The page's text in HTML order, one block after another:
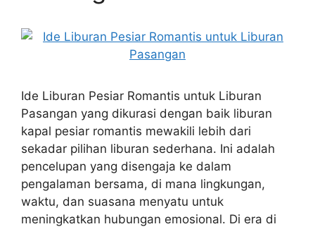
Ide Liburan Pesiar Romantis untuk Liburan
Pasangan yang dikurasi dengan baik liburan
kapal pesiar romantis mewakili lebih dari
sekadar pilihan liburan sederhana. Ini adalah
pencelupan yang disengaja ke dalam
pengalaman bersama, di mana lingkungan,
waktu, dan suasana menyatu untuk
meningkatkan hubungan emosional. Di era di